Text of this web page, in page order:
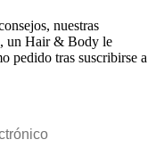
nuestras
un Hair & Body le
pedido tras suscribirse a